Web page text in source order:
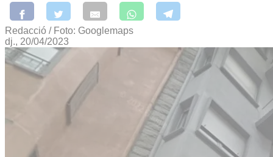
Redacció / Foto: Googlemaps
dj., 20/04/2023